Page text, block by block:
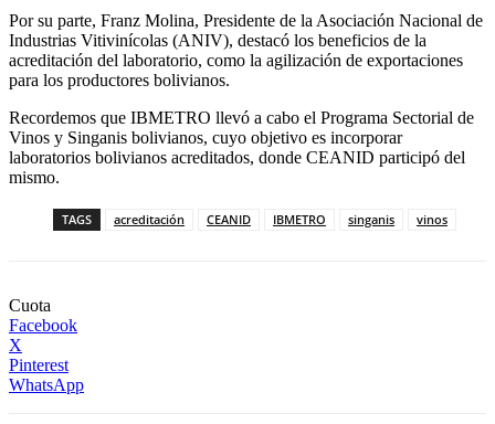
Por su parte, Franz Molina, Presidente de la Asociación Nacional de
Industrias Vitivinícolas (ANIV), destacó los beneficios de la
acreditación del laboratorio, como la agilización de exportaciones
para los productores bolivianos.
Recordemos que IBMETRO llevó a cabo el Programa Sectorial de
Vinos y Singanis bolivianos, cuyo objetivo es incorporar
laboratorios bolivianos acreditados, donde CEANID participó del
mismo.
TAGS acreditación CEANID IBMETRO singanis vinos
Cuota
Facebook
X
Pinterest
WhatsApp